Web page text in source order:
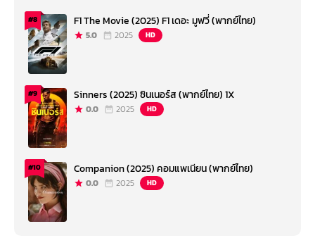
#8 F1 The Movie (2025) F1 เดอะ มูฟวี่ (พากย์ไทย)
5.0 2025 HD
#9 Sinners (2025) ซินเนอร์ส (พากย์ไทย) 1X
0.0 2025 HD
#10 Companion (2025) คอมแพเนียน (พากย์ไทย)
0.0 2025 HD